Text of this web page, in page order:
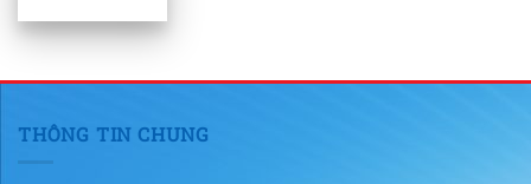
THÔNG TIN CHUNG